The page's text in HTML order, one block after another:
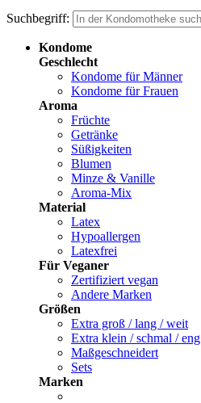
Suchbegriff:
Kondome
Geschlecht
Kondome für Männer
Kondome für Frauen
Aroma
Früchte
Getränke
Süßigkeiten
Blumen
Minze & Vanille
Aroma-Mix
Material
Latex
Hypoallergen
Latexfrei
Für Veganer
Zertifiziert vegan
Andere Marken
Größen
Extra groß / lang / weit
Extra klein / schmal / eng
Maßgeschneidert
Sets
Marken